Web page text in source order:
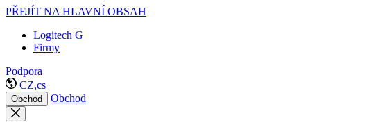
PŘEJÍT NA HLAVNÍ OBSAH
Logitech G
Firmy
Podpora
CZ,cs
Obchod Obchod